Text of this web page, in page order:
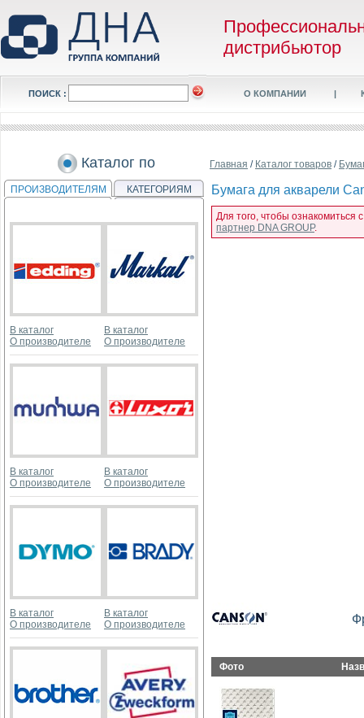
дистрибьютор
ПОИСК : О КОМПАНИИ |
Каталог по
ПРОИЗВОДИТЕЛЯМ КАТЕГОРИЯМ
В каталог
О производителе
В каталог
О производителе
В каталог
О производителе
В каталог
О производителе
В каталог
О производителе
В каталог
О производителе
Главная / Каталог товаров /
Бумага для акварели
Для того, чтобы ознакомиться
партнер DNA GROUP.
Фото